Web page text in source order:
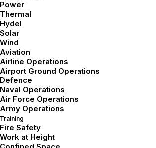
Power
Thermal
Hydel
Solar
Wind
Aviation
Airline Operations
Airport Ground Operations
Defence
Naval Operations
Air Force Operations
Army Operations
Training
Fire Safety
Work at Height
Confined Space
بالواقع الافتراضي تتيح لقوى العمل
الإجراءات عالية الخطورة وإتقان
داخل بيئة آمنة وخاضعة للسيطرة.
أن يكتسب المشغّلون والمهندسون